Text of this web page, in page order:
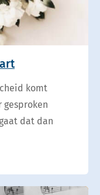
komt
dat dan